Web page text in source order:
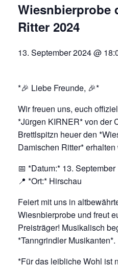
Wiesnbierprobe
Ritter 2024
13. September 2024 @
*🎉 Liebe Freunde, 🎉*
Wir freuen uns, euch
*Jürgen KIRNER* von der
Brettlspitzn heuer den
Damischen Ritter* erhalten
📅 *Datum:* 13. September
📍 *Ort:* Hirschau
Feiert mit uns in
Wiesnbierprobe und freut
Preisträger! Musikalisch
*Tanngrindler Musikanten*.
*Für das leibliche Wohl ist